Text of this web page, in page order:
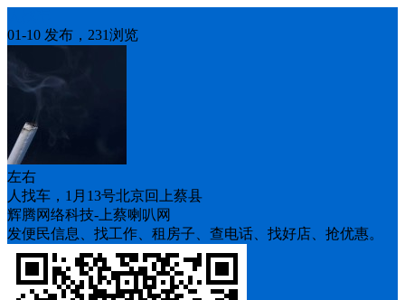
01-10 发布，231浏览
左右
人找车，1月13号北京回上蔡县
辉腾网络科技-上蔡喇叭网
发便民信息、找工作、租房子、查电话、找好店、抢优惠。